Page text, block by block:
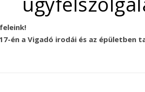
én a Vigadó irodái és az